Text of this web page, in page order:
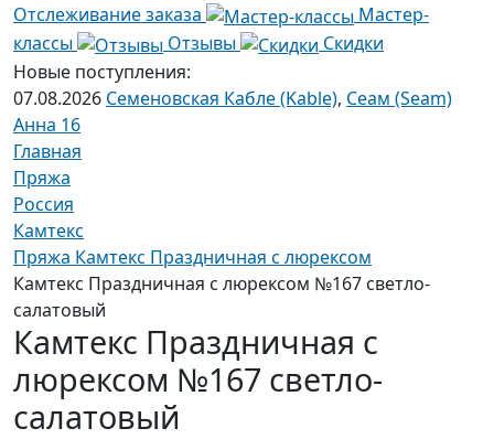
Отслеживание заказа
Мастер-
классы
Отзывы
Скидки
Новые поступления:
07.08.2026 Семеновская Кабле (Kable), Сеам (Seam)
Анна 16
Главная
Пряжа
Россия
Камтекс
Пряжа Камтекс Праздничная с люрексом
Камтекс Праздничная с люрексом №167 светло-
салатовый
Камтекс Праздничная с
люрексом №167 светло-
салатовый